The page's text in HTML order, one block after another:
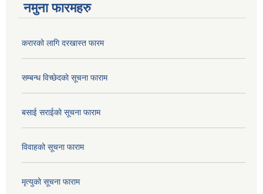
नमुना फारमहरु
करारको लागि दरखास्त फारम
सम्बन्ध विच्छेदकाे सूचना फाराम
बसाई सराईको सूचना फाराम
विवाहको सूचना फाराम
मृत्युको सूचना फाराम